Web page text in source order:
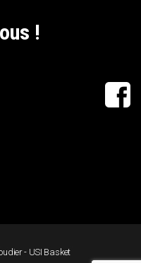
!
- USI Basket